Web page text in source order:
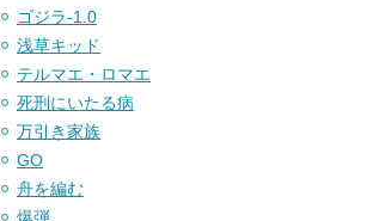
ゴジラ-1.0
浅草キッド
テルマエ・ロマエ
死刑にいたる病
万引き家族
GO
舟を編む